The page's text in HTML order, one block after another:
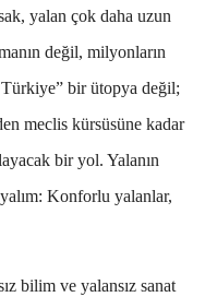
yalan çok daha uzun
ın değil, milyonların
ürkiye” birütopya değil;
meclis kürsüsüne kadar
bir yol. Yalanın
ım: Konforlu yalanlar,
ız bilim ve yalansız sanat